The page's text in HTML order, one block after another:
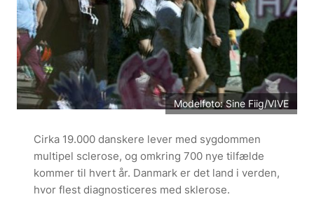
Modelfoto: Sine Fiig/VIVE
Cirka 19.000 danskere lever med sygdommen
multipel sclerose, og omkring 700 nye tilfælde
kommer til hvert år. Danmark er det land i verden,
hvor flest diagnosticeres med sklerose.